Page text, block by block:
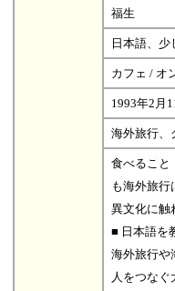
福生
日本語、
カフェ / オ
1993年2月
海外旅行、
食べること
も海外旅行
異文化に触
■ 日本語を
海外旅行や
人をつな